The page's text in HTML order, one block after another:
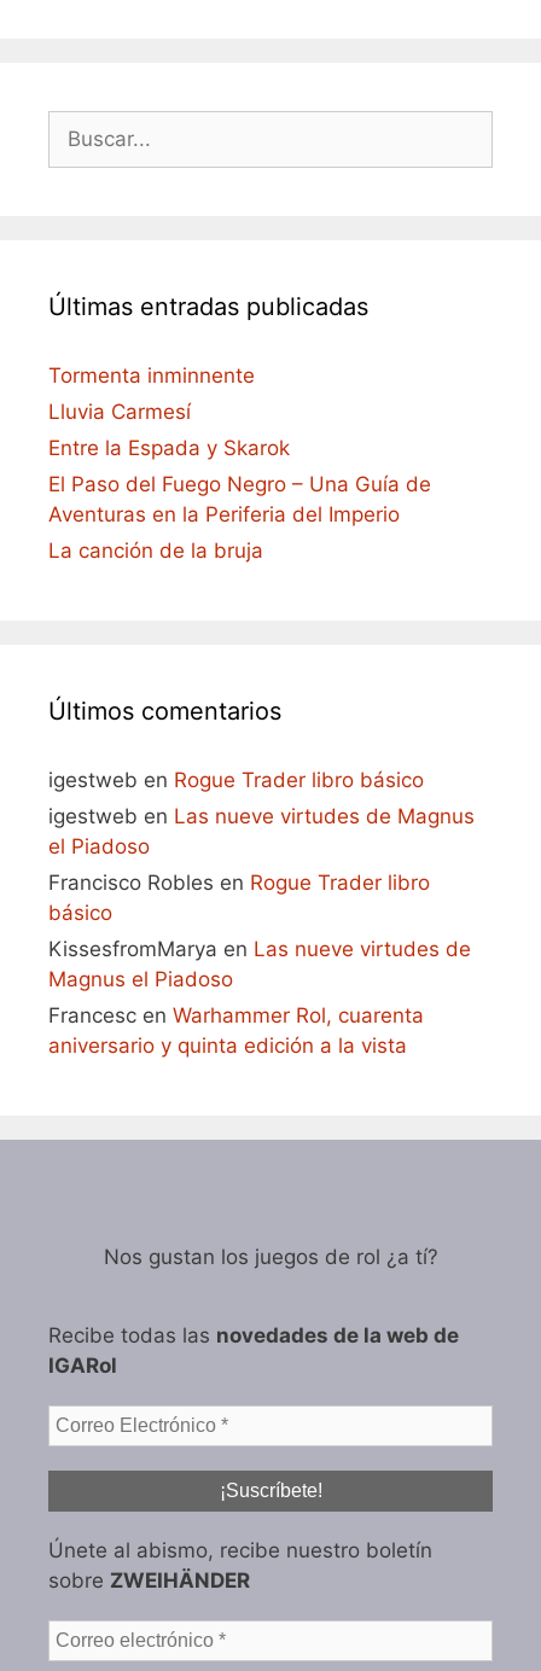
Últimas entradas publicadas
Tormenta inminnente
Lluvia Carmesí
Entre la Espada y Skarok
El Paso del Fuego Negro – Una Guía de
Aventuras en la Periferia del Imperio
La canción de la bruja
Últimos comentarios
igestweb en Rogue Trader libro básico
igestweb en Las nueve virtudes de Magnus
el Piadoso
Francisco Robles en Rogue Trader libro
básico
KissesfromMarya en Las nueve virtudes de
Magnus el Piadoso
Francesc en Warhammer Rol, cuarenta
aniversario y quinta edición a la vista
Nos gustan los juegos de rol ¿a tí?
Recibe todas las novedades de la web de
IGARol
Únete al abismo, recibe nuestro boletín
sobre ZWEIHÄNDER